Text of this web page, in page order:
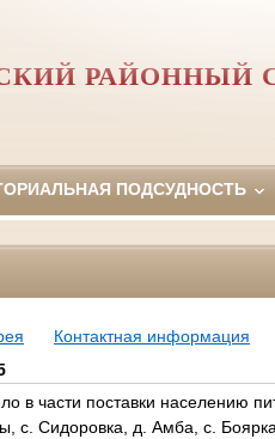
РАЙОННЫЙ
ПОДСУДНОСТЬ
Контактная информация
в части поставки населению
с. Сидоровка, д. Амба, с.